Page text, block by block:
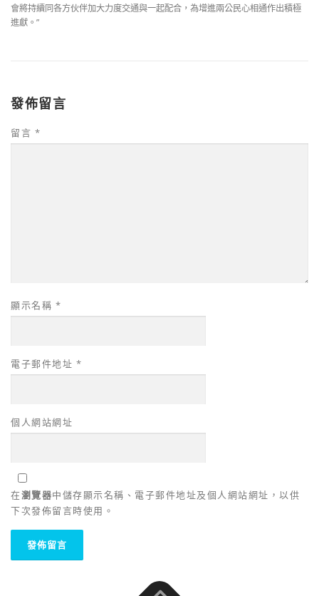
會將持續同各方伙伴加大力度交通與一起配合，為增進兩公民心相通作出積極
進獻。”
發佈留言
留言 *
顯示名稱 *
電子郵件地址 *
個人網站網址
在瀏覽器中儲存顯示名稱、電子郵件地址及個人網站網址，以供
下次發佈留言時使用。